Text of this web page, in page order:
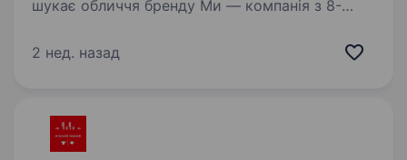
шукає обличчя бренду Ми — компанія з 8-
та Канади. За цей час доставили понад 2500
автоінфлюенсера,…
2 нед. назад